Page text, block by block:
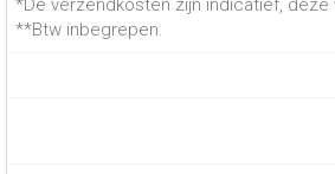
*De verzendkosten zijn indicatief,
**Btw inbegrepen.